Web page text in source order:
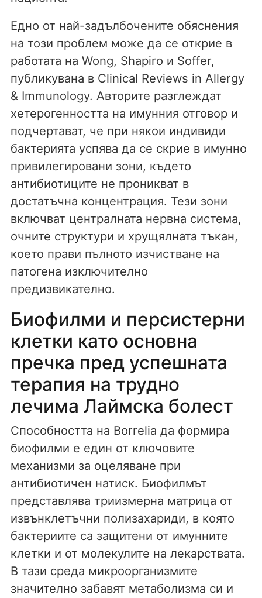
Едно от най-задълбочените обяснения
на този проблем може да се открие в
работата на Wong, Shapiro и Soffer,
публикувана в Clinical Reviews in Allergy
& Immunology. Авторите разглеждат
хетерогенността на имунния отговор и
подчертават, че при някои индивиди
бактерията успява да се скрие в имунно
привилегировани зони, където
антибиотиците не проникват в
достатъчна концентрация. Тези зони
включват централната нервна система,
очните структури и хрущялната тъкан,
което прави пълното изчистване на
патогена изключително
предизвикателно.
Биофилми и персистерни
клетки като основна
пречка пред успешната
терапия на трудно
лечима Лаймска болест
Способността на Borrelia да формира
биофилми е един от ключовите
механизми за оцеляване при
антибиотичен натиск. Биофилмът
представлява триизмерна матрица от
извънклетъчни полизахариди, в която
бактериите са защитени от имунните
клетки и от молекулите на лекарствата.
В тази среда микроорганизмите
значително забавят метаболизма си и